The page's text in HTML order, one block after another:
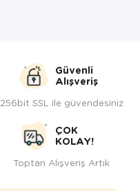
Güvenli
Alışveriş
256bit SSL ile güvendesiniz
ÇOK
KOLAY!
Toptan Alışveriş Artık